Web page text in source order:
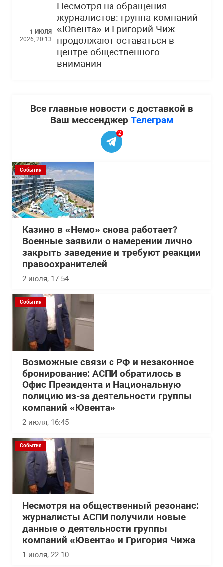
1 ИЮЛЯ
2026, 20:13
Несмотря на обращения
журналистов: группа компаний
«Ювента» и Григорий Чиж
продолжают оставаться в
центре общественного
внимания
Все главные новости с доставкой в
Ваш мессенджер Телеграм
2
События
Казино в «Немо» снова работает?
Военные заявили о намерении лично
закрыть заведение и требуют реакции
правоохранителей
2 июля, 17:54
События
Возможные связи с РФ и незаконное
бронирование: АСПИ обратилось в
Офис Президента и Национальную
полицию из-за деятельности группы
компаний «Ювента»
2 июля, 16:45
События
Несмотря на общественный резонанс:
журналисты АСПИ получили новые
данные о деятельности группы
компаний «Ювента» и Григория Чижа
1 июля, 22:10